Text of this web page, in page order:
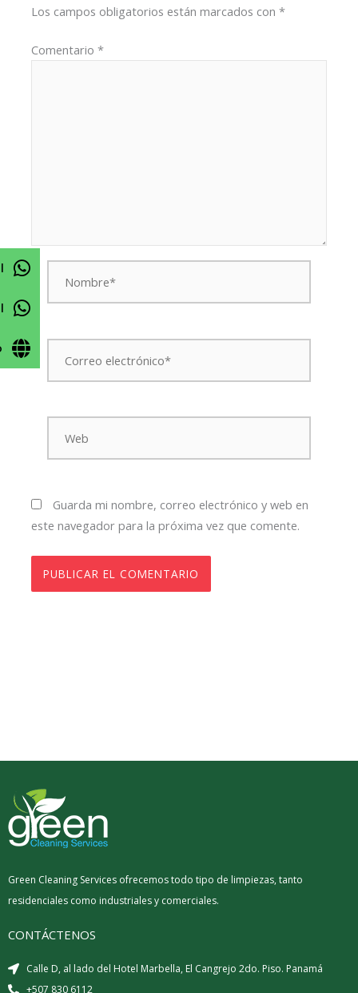
Los campos obligatorios están marcados con*
Comentario*
Nombre*
Correo
electrónico*
Web
Guarda mi nombre, correo electrónico y web en
este navegador para la próxima vez que comente.
Green Cleaning Services ofrecemos todo tipo de limpiezas, tanto
residenciales como industriales y comerciales.
CONTÁCTENOS
Calle D, al lado del Hotel Marbella, El Cangrejo 2do. Piso. Panamá
+507 830 6112